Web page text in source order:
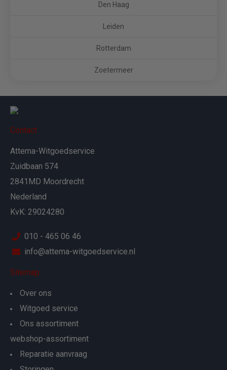
Den Haag
Leiden
Rotterdam
Zoetermeer
Contact
Attema-Witgoedservice
Zuidbaan 574
2841MD Moordrecht
Nederland
KvK: 29024280
010 - 465 06 46
info@attema-witgoedservice.nl
Sitemap
Over ons
Witgoed service
Ons assortiment
webshop-assortiment
Reparatie aanvraag